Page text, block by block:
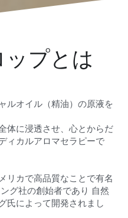
プとは
ルオイル（精油）の原液を
体に浸透させ、心とからだ
ィカルアロマセラピーで
リカで高品質なことで有名
グ社の創始者であり 自然
氏によって開発されまし